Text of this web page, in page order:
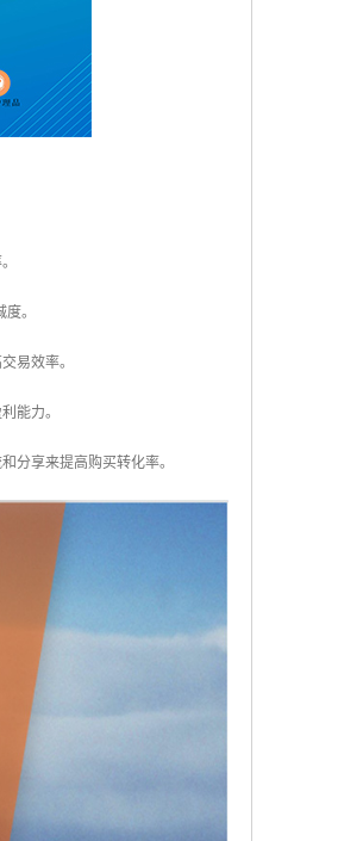
。
易效率。
能力。
分享来提高购买转化率。